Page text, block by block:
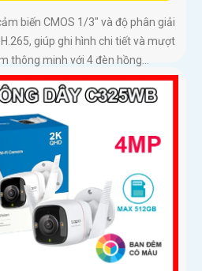
biến CMOS 1/3" và độ phân giải
giúp ghi hình chi tiết và mượt
thông minh với 4 đèn hồng...